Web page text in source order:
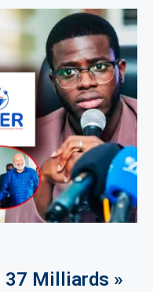
37 Milliards »